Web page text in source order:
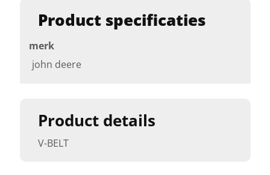
Product details
V-BELT
Product specificaties
merk
john deere